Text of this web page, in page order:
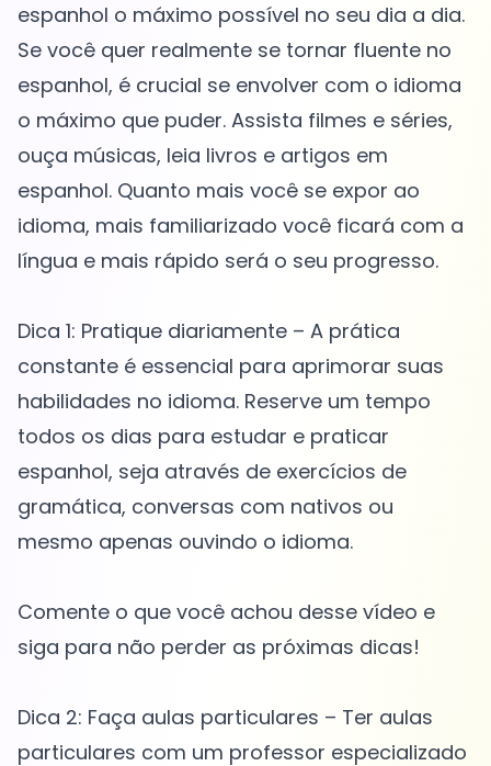
espanhol o máximo possível no seu dia a dia.
Se você quer realmente se tornar fluente no
espanhol, é crucial se envolver com o idioma
o máximo que puder. Assista filmes e séries,
ouça músicas, leia livros e artigos em
espanhol. Quanto mais você se expor ao
idioma, mais familiarizado você ficará com a
língua e mais rápido será o seu progresso.
Dica 1: Pratique diariamente – A prática
constante é essencial para aprimorar suas
habilidades no idioma. Reserve um tempo
todos os dias para estudar e praticar
espanhol, seja através de exercícios de
gramática, conversas com nativos ou
mesmo apenas ouvindo o idioma.
Comente o que você achou desse vídeo e
siga para não perder as próximas dicas!
Dica 2: Faça aulas particulares – Ter aulas
particulares com um professor especializado